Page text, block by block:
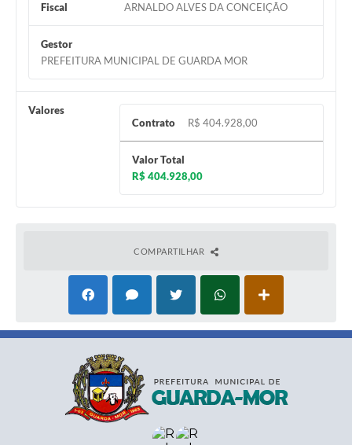
Fiscal ARNALDO ALVES DA CONCEIÇÃO
Gestor
PREFEITURA MUNICIPAL DE GUARDA MOR
Valores
Contrato
R$ 404.928,00
Valor Total
R$ 404.928,00
COMPARTILHAR